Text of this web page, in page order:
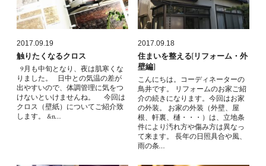
2017.09.19
触りたくなるクロス
9月も中旬となり、夜は肌寒くな
りました。 日中との気温の差が
出やすいので、体調管理に気をつ
けないといけませんね。 今回は
クロス（壁紙）についてご紹介致
します。 &n…
2017.09.18
住まいを整える[リフォーム・外
壁編]
こんにちは。コーディネーターの
鳥井です。 リフォームのお家ご紹
介の続きになります。今回はお家
の外装。 お家の外装（外壁、屋
根、軒裏、樋・・・）は、立地条
件により汚れ方や傷み方は異なっ
て来ます。 長年の日照具合や風、
雨の条…